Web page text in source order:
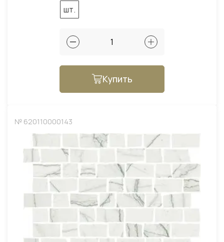
шт.
Купить
№ 620110000143